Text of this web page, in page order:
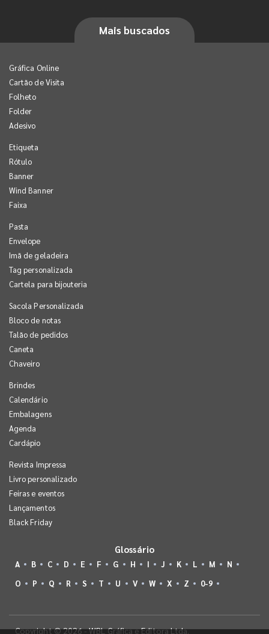
Mais buscados
Gráfica Online
Cartão de Visita
Folheto
Folder
Adesivo
Etiqueta
Rótulo
Banner
Wind Banner
Faixa
Pasta
Envelope
Imã de geladeira
Tag personalizada
Cartela para bijouteria
Sacola Personalizada
Bloco de notas
Talão de pedidos
Caneta
Chaveiro
Brindes
Calendário
Embalagens
Agenda
Cardápio
Revista Impressa
Livro personalizado
Feiras e eventos
Lançamentos
Black Friday
Glossário
A B C D E F G H I J K L M
N
O
P Q R S T U V W X Z 0-9
Copyright © 2026 - WBL Gráfica e Editora Ltda.